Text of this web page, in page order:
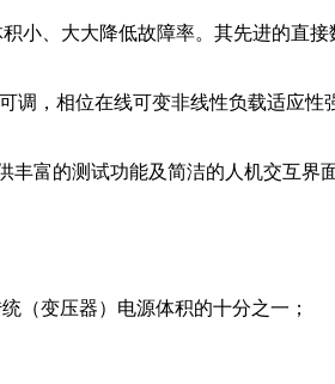
小、大大降低故障率。其先进的直
调，相位在线可变非线性负载适应
富的测试功能及简洁的人机交互
（变压器）电源体积的十分之一；